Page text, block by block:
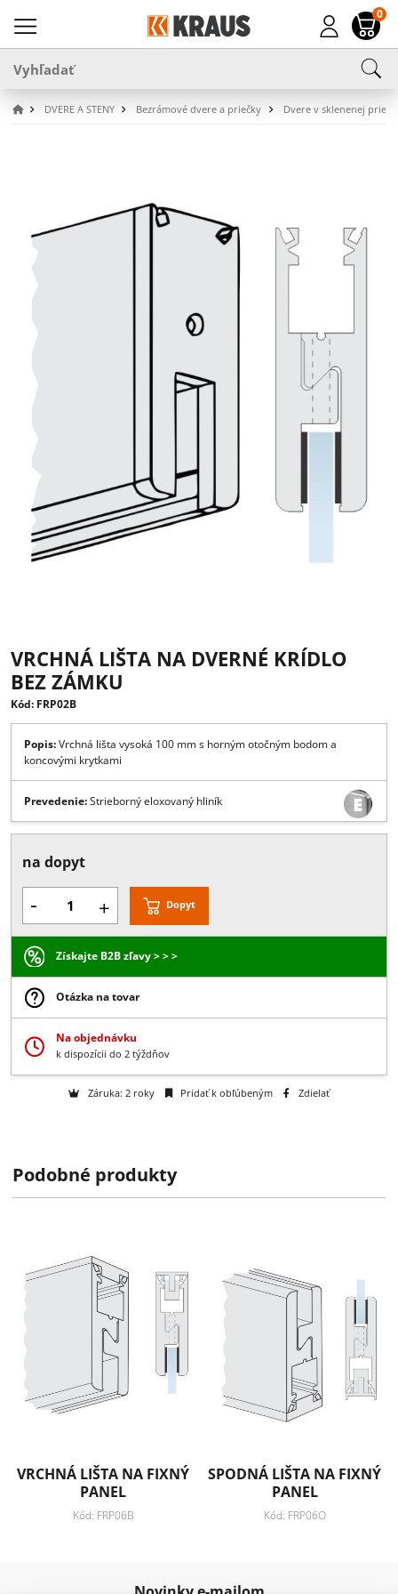
0
DVERE A STENY Bezrámové dvere a priečky Dvere v sklenenej
VRCHNÁ LIŠTA NA DVERNÉ KRÍDLO
BEZ ZÁMKU
Kód: FRP02B
Popis:Vrchná lišta vysoká 100 mm s horným otočným bodom a
Prevedenie:Strieborný eloxovaný hliník
na dopyt
- +
Získajte B2B zľavy > > >
k dispozícii do 2 týždňov
Podobné produkty
VRCHNÁ LIŠTA NA FIXNÝ
PANEL
Kód: FRP06B
SPODNÁ LIŠTA NA FIXNÝ
PANEL
Kód: FRP06O